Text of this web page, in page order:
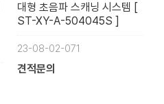
대형 초음파 스캐닝 시스템 [
ST-XY-A-504045S ]
23-08-02-071
견적문의